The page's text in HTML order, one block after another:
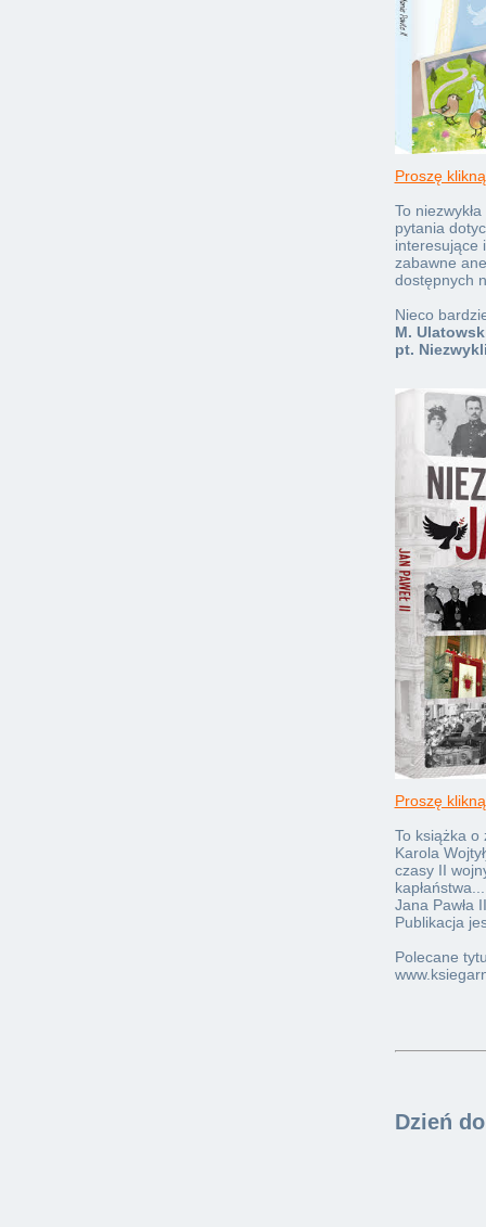
Proszę
To
pytania
interesujące
zabawne
dostępnych
Nieco
M.
pt.
Proszę
To książka o
Karola
czasy II
Jana Pawła
Publikacja
Polecane
Dzień